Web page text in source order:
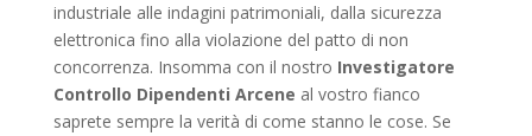
industriale alle indagini patrimoniali, dalla sicurezza
elettronica fino alla violazione del patto di non
concorrenza. Insomma con il nostro Investigatore
Controllo Dipendenti Arcene al vostro fianco
saprete sempre la verità di come stanno le cose. Se